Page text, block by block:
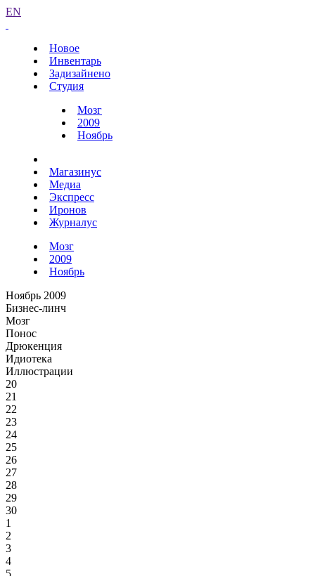
EN
Новое
Инвентарь
Задизайнено
Студия
Мозг
2009
Ноябрь
Магазинус
Медиа
Экспресс
Иронов
Журналус
Мозг
2009
Ноябрь
Ноябрь 2009
Бизнес-линч
Мозг
Понос
Дрюкенция
Идиотека
Иллюстрации
20
21
22
23
24
25
26
27
28
29
30
1
2
3
4
5